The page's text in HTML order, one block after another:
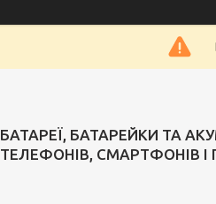
БАТАРЕЇ, БАТАРЕЙКИ ТА
ТЕЛЕФОНІВ, СМАРТФОНІВ І